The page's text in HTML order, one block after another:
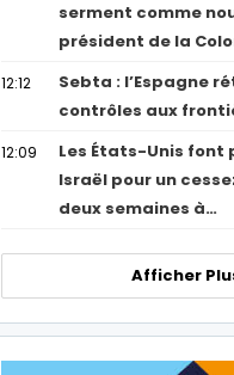
serment comme
président de la
12:12
Sebta : l’Espagne
contrôles aux
12:09
Les États-Unis font
Israël pour un
deux semaines à…
Afficher